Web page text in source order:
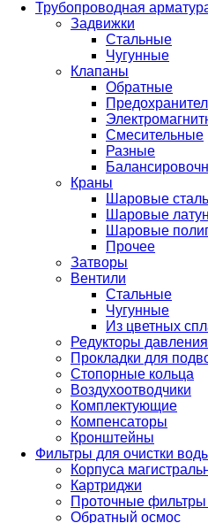
Трубопроводная
Задвижки
Стальные
Чугунные
Клапаны
Обратные
Смесительные
Разные
Краны
Шаровые
Шаровые
Шаровые
Прочее
Затворы
Вентили
Стальные
Чугунные
Из цветных
Редукторы
Прокладки для
Стопорные кольца
Воздухоотводчики
Комплектующие
Компенсаторы
Кронштейны
Фильтры для очистки
Корпуса
Картриджи
Проточные фильтры
Обратный осмос